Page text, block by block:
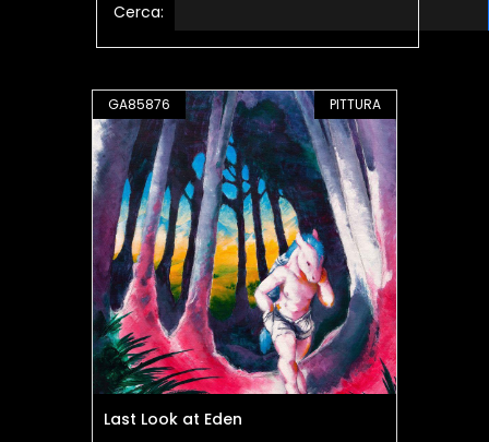
Cerca:
GA85876 PITTURA
Last Look at Eden